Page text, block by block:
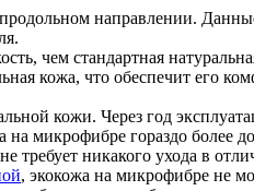
направлении.
чем стандартная
кожа, что обеспечит его
кожи. Через год
микрофибре гораздо более
требует никакого ухода в
, экокожа на микрофибре не